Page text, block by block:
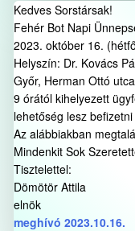
Kedves Sorstársak!
Fehér Bot Napi
2023. október 16.
Helyszín: Dr. Kovács
Győr, Herman Ottó
9 órától kihelyezett
lehetőség lesz
Az alábbiakban
Mindenkit Sok
Tisztelettel:
Dömötör Attila
elnök
meghívó 2023.10.16.